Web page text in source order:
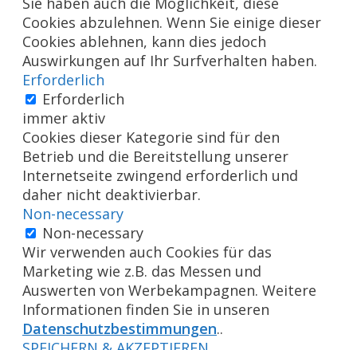
Cookies abzulehnen. Wenn Sie einige dieser
Cookies ablehnen, kann dies jedoch
Auswirkungen auf Ihr Surfverhalten haben.
Erforderlich
Erforderlich
immer aktiv
Cookies dieser Kategorie sind für den
Betrieb und die Bereitstellung unserer
Internetseite zwingend erforderlich und
daher nicht deaktivierbar.
Non-necessary
Non-necessary
Wir verwenden auch Cookies für das
Marketing wie z.B. das Messen und
Auswerten von Werbekampagnen. Weitere
Informationen finden Sie in unseren
Datenschutzbestimmungen..